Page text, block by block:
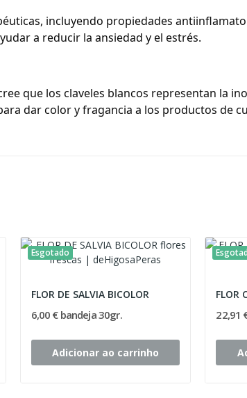
incluyendo propiedades
a reducir la ansiedad y el estrés.
que los claveles blancos representan la
dar color y fragancia a los productos de
Esgotado
FLOR DE SALVIA BICOLOR
6,00 € bandeja 30gr.
Adicionar ao carrinho
FLOR
22,91